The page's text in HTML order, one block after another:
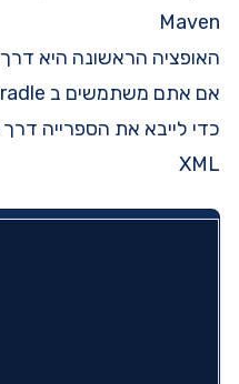
Maven
האופציה הראשונה היא דרך Maven.
אם אתם משתמשים ב Gradle, דלגו למטה לאזור שמסביר איך להוסיף ב Gradle.
כדי לייבא את הספרייה דרך maven, אתם צריכים להכניס את הקוד הבא אל הקובץ pom.xml שלכם:
XML